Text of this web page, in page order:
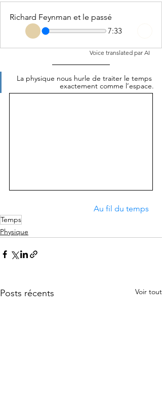
Richard Feynman et le passé
7:33
Voice translated par AI
La physique nous hurle de traiter le temps
exactement comme l’espace.
Au fil du temps
Temps
Physique
Posts récents Voir tout